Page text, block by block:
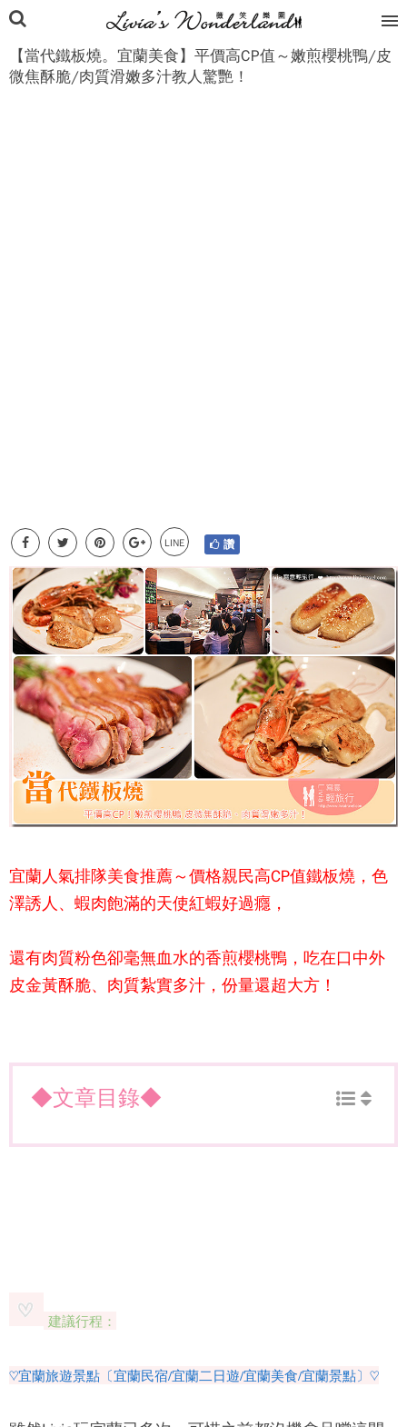
【當代鐵板燒。宜蘭美食】平價高CP值～嫩煎櫻桃鴨/皮
微焦酥脆/肉質滑嫩多汁教人驚艷！
LINE 讚
宜蘭人氣排隊美食推薦～價格親民高CP值鐵板燒，色
澤誘人、蝦肉飽滿的天使紅蝦好過癮，
還有肉質粉色卻毫無血水的香煎櫻桃鴨，吃在口中外
皮金黃酥脆、肉質紮實多汁，份量還超大方！
◆文章目錄◆
建議行程：
♡宜蘭旅遊景點〔宜蘭民宿/宜蘭二日遊/宜蘭美食/宜蘭景點〕♡